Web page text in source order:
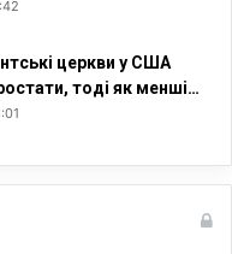
церкви у США
тоді як менші…